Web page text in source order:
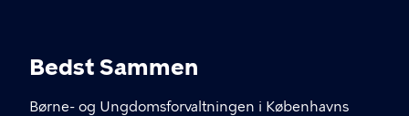
Bedst Sammen
Børne- og Ungdomsforvaltningen i Københavns